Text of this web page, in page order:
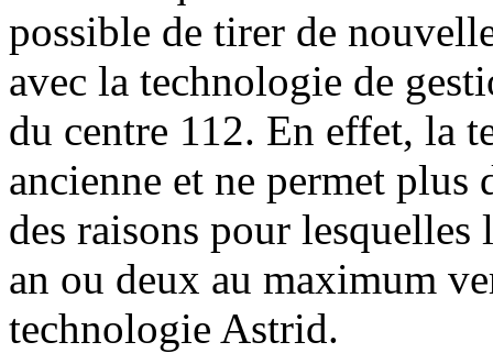
possible de tirer de
avec la technologie de
du centre 112. En effet, la
ancienne et ne permet
des raisons pour
an ou deux au maximum
technologie Astrid.